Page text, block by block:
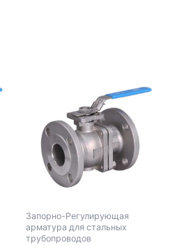
Запорно-Регулирующая
арматура для стальных
трубопроводов